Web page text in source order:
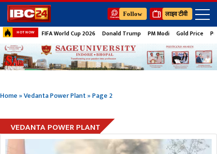
Follow लाइव टीवी
HOT NOW FIFA World Cup 2026 Donald Trump PM Modi Gold Price
Home»Vedanta Power Plant»Page 2
VEDANTA POWER PLANT